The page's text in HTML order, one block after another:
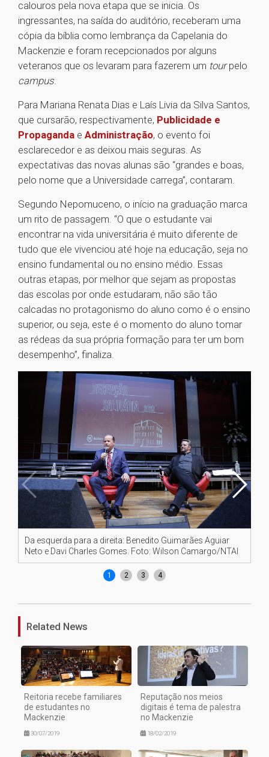
calouros pela nova etapa que se inicia. Os
ingressantes, na saída do auditório, receberam uma
cópia da bíblia como lembrança da Capelania do
Mackenzie e foram recepcionados por alguns
veteranos que os levaram para fazerem um tourpelo
campus.
Para Mariana Renata Dias e Laís Livia da Silva Santos,
que cursarão, respectivamente, Publicidade e
Propaganda e Administração, o evento foi
esclarecedor e as deixou mais seguras. As
expectativas das novas alunas são “grandes e boas,
pelo nome que a Universidade carrega”, contaram.
Segundo Nepomuceno, o início na graduação marca
um rito de passagem. “O que o estudante vai
encontrar na vida universitária é muito diferente de
tudo que ele vivenciou até hoje na educação, seja no
ensino fundamental ou no ensino médio. Essas
outras etapas, por melhor que sejam as propostas
das escolas por onde estudaram, não são tão
calcadas no protagonismo do aluno como é o ensino
superior, ou seja, este é o momento do aluno tomar
as rédeas da sua própria formação para ter um bom
desempenho”, finaliza.
Da esquerda para a direita: Benedito Guimarães Aguiar
Neto e Davi Charles Gomes. Foto: Wilson Camargo/NTAI
1 2 3 4
Related News
Reitoria recebe familiares
de estudantes no
Mackenzie
30/07/2019
Reputação nos meios
digitais é tema de palestra
no Mackenzie
18/02/2019